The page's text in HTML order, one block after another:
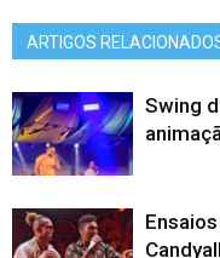
ARTIGOS
Swing